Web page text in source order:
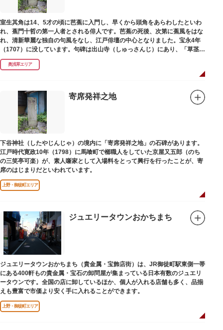
室生其角は14、5才の頃に芭蕉に入門し、早くから頭角をあらわしたといわ
れ、蕉門十哲の第一人者とされる俳人です。芭蕉の死後、次第に蕉風をはな
れ、清新華麗な独自の句風をなし、江戸俳壇の中心となりました。宝永4年
（1707）に没しています。句碑は出山寺（しゅっさんじ）にあり、「草茎を
つつむ葉もなき 雲間哉」と刻まれています。
奥浅草エリア
寄席発祥之地
下谷神社（したやじんじゃ）の境内に「寄席発祥之地」の石碑があります。
江戸時代寛政10年（1798）に馬喰町で櫛職人をしていた京屋又五郎（のち
の三笑亭可楽）が、素人噺家として入場料をとって興行を行ったことが、寄
席のはじまりだといわれています。
上野・御徒町エリア
ジュエリータウンおかちまち
ジュエリータウンおかちまち（貴金属・宝飾店街）は、JR御徒町駅東側一帯
にある400軒もの貴金属・宝石の卸問屋が集まっている日本有数のジュエリ
ータウンです。全国の店に卸しているほか、個人が入れる店舗も多く、品揃
えも豊富で市価より安く手に入れることができます。
上野・御徒町エリア